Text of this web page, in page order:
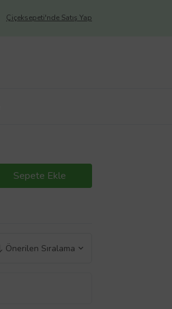
Çiçeksepeti'nde Satış Yap
Sepete Ekle
Önerilen Sıralama